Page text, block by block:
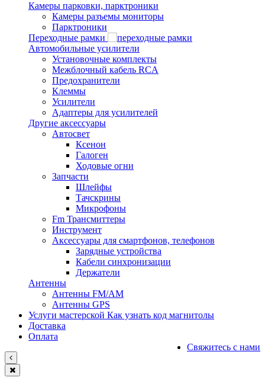
Камеры парковки, парктроники
Камеры разъемы мониторы
Парктроники
Переходные рамки
Автомобильные усилители
Установочные комплекты
Межблочный кабель RCA
Предохранители
Клеммы
Усилители
Адаптеры для усилителей
Другие аксессуары
Автосвет
Ксенон
Галоген
Ходовые огни
Запчасти
Шлейфы
Тачскрины
Микрофоны
Fm Трансмиттеры
Инструмент
Аксессуары для смартфонов, телефонов
Зарядные устройства
Кабели синхронизации
Держатели
Антенны
Антенны FM/AM
Антенны GPS
Услуги мастерской Как узнать код магнитолы
Доставка
Оплата
Свяжитесь с нами